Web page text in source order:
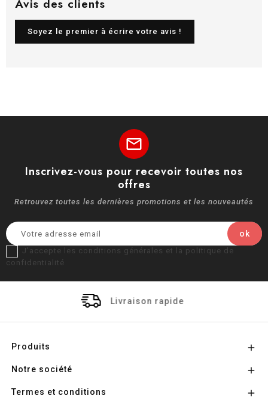
Avis des clients
Soyez le premier à écrire votre avis !
mail
Inscrivez-vous pour recevoir toutes nos
offres
Retrouvez toutes les dernières promotions et les nouveautés
J'accepte les conditions générales et la politique de
confidentialité
Livraison rapide
Produits 
Notre société 
Termes et conditions 